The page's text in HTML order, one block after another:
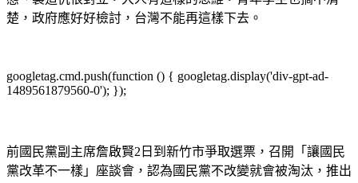
楚，政府應好好檢討，台灣不能再這樣下去。
googletag.cmd.push(function () { googletag.display('div-gpt-ad-
1489561879560-0'); });
前國民黨副主席詹啟賢2日到新竹市爭取選票，召開「讓國民
黨改革不一樣」座談會，認為國民黨不改變就會被淘汰，推出